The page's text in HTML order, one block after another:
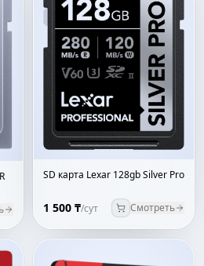
SD карта Lexar 128gb Silver Pro
1 500 ₸/сут Смотреть